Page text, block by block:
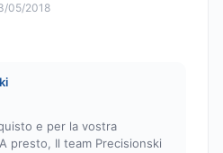
05/2018
e per la vostra
presto, Il team Precisionski